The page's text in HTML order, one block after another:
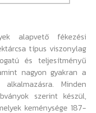
alapvető fékezési
típus viszonylag
és teljesítményű
nagyon gyakran a
Minden
szerint készül,
keménysége 187-